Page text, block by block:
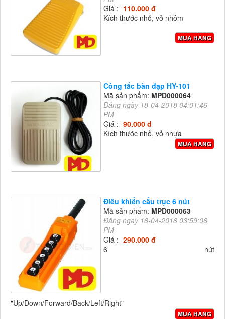
Giá : 110.000 đ
Kích thước nhỏ, vỏ nhôm
MUA HÀNG
Công tắc bàn đạp HY-101
Mã sản phẩm: MPD000064
Đăng ngày 18-04-2018 04:01:46
PM
Giá : 90.000 đ
Kích thước nhỏ, vỏ nhựa
MUA HÀNG
Điều khiển cẩu trục 6 nút
Mã sản phẩm: MPD000063
Đăng ngày 18-04-2018 03:59:06
PM
Giá : 290.000 đ
6 nút
"Up/Down/Forward/Back/Left/Right"
MUA HÀNG